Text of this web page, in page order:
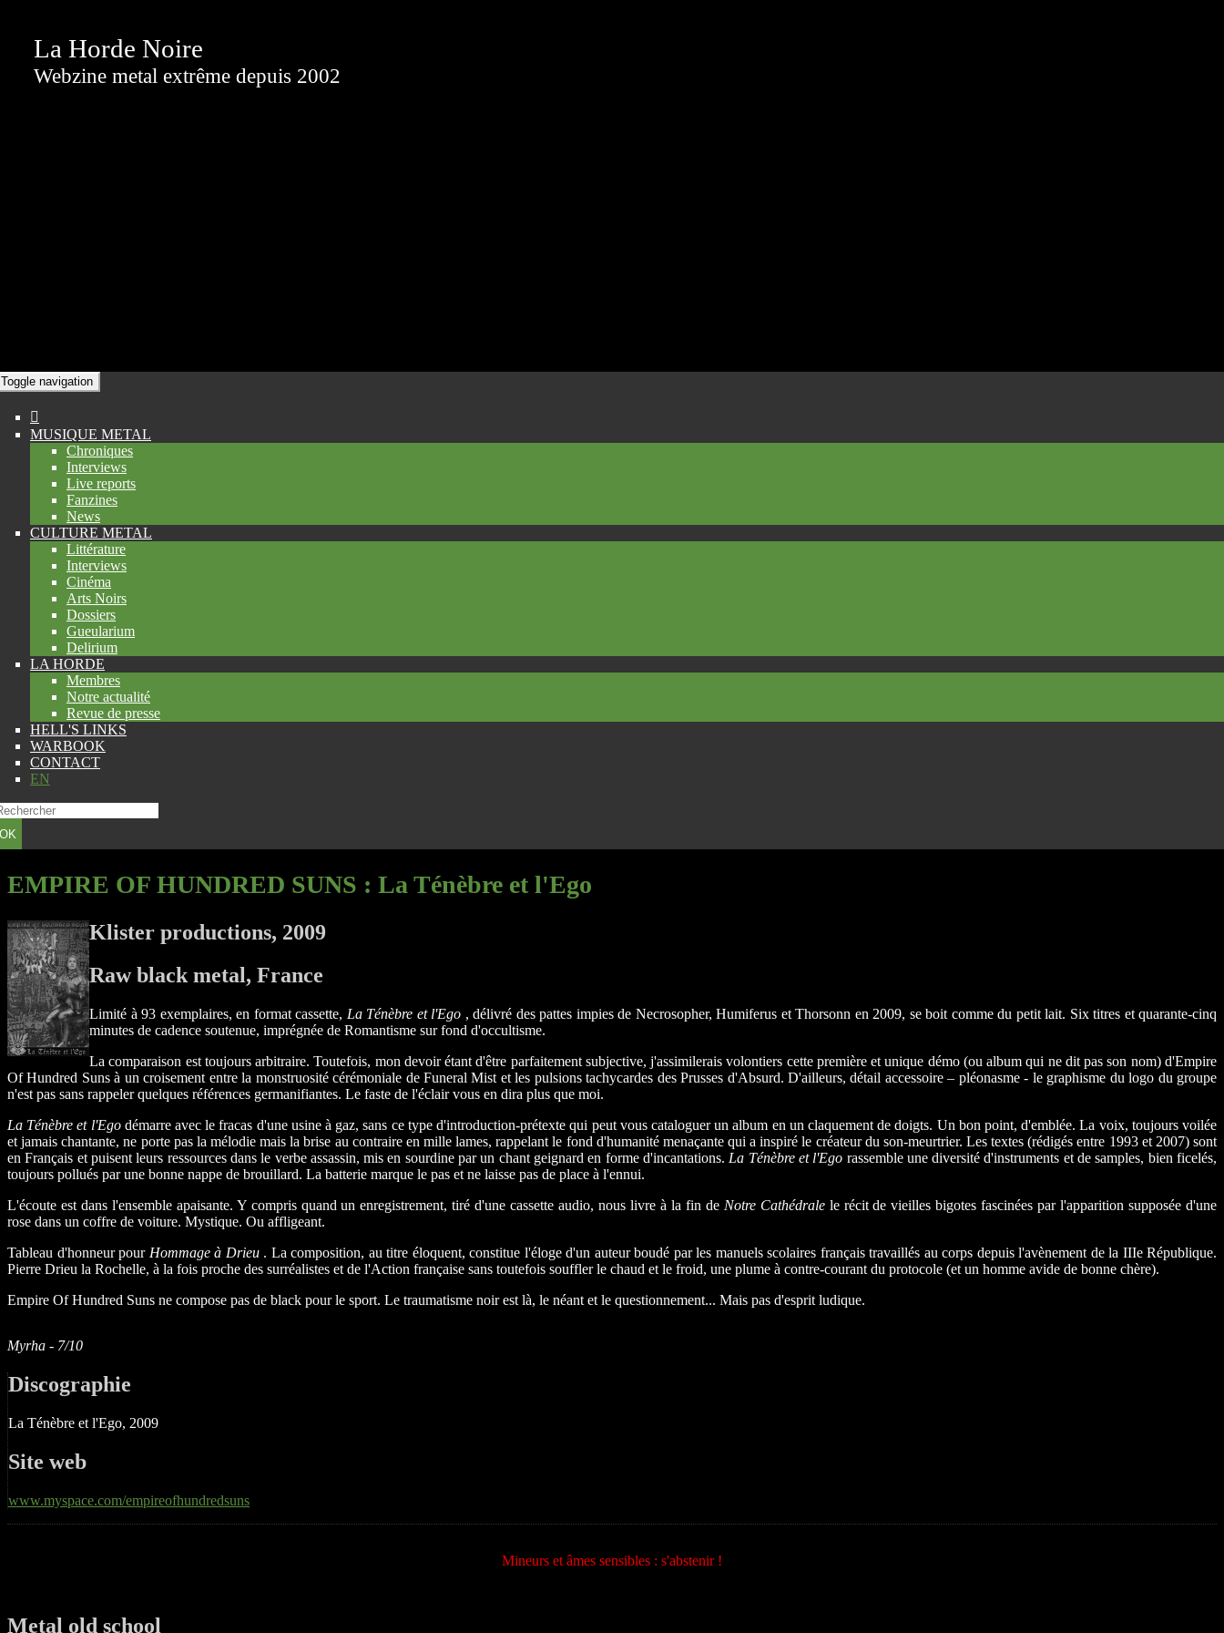
La Horde Noire
Webzine metal extrême depuis 2002
Toggle navigation
MUSIQUE METAL
Chroniques
Interviews
Live reports
Fanzines
News
CULTURE METAL
Littérature
Interviews
Cinéma
Arts Noirs
Dossiers
Gueularium
Delirium
LA HORDE
Membres
Notre actualité
Revue de presse
HELL'S LINKS
WARBOOK
CONTACT
EN
OK
EMPIRE OF HUNDRED SUNS : La Ténèbre et l'Ego
Klister productions, 2009
Raw black metal, France
Limité à 93 exemplaires, en format cassette, La Ténèbre et l'Ego , délivré des pattes impies de Necrosopher, Humiferus et Thorsonn en 2009, se boit comme du petit lait. Six titres et quarante-cinq
minutes de cadence soutenue, imprégnée de Romantisme sur fond d'occultisme.
La comparaison est toujours arbitraire. Toutefois, mon devoir étant d'être parfaitement subjective, j'assimilerais volontiers cette première et unique démo (ou album qui ne dit pas son nom) d'Empire
Of Hundred Suns à un croisement entre la monstruosité cérémoniale de Funeral Mist et les pulsions tachycardes des Prusses d'Absurd. D'ailleurs, détail accessoire – pléonasme - le graphisme du logo du groupe
n'est pas sans rappeler quelques références germanifiantes. Le faste de l'éclair vous en dira plus que moi.
La Ténèbre et l'Egodémarre avec le fracas d'une usine à gaz, sans ce type d'introduction-prétexte qui peut vous cataloguer un album en un claquement de doigts. Un bon point, d'emblée. La voix, toujours voilée
et jamais chantante, ne porte pas la mélodie mais la brise au contraire en mille lames, rappelant le fond d'humanité menaçante qui a inspiré le créateur du son-meurtrier. Les textes (rédigés entre 1993 et 2007) sont
en Français et puisent leurs ressources dans le verbe assassin, mis en sourdine par un chant geignard en forme d'incantations. La Ténèbre et l'Ego rassemble une diversité d'instruments et de samples, bien ficelés,
toujours pollués par une bonne nappe de brouillard. La batterie marque le pas et ne laisse pas de place à l'ennui.
L'écoute est dans l'ensemble apaisante. Y compris quand un enregistrement, tiré d'une cassette audio, nous livre à la fin de Notre Cathédralele récit de vieilles bigotes fascinées par l'apparition supposée d'une
rose dans un coffre de voiture. Mystique. Ou affligeant.
Tableau d'honneur pour Hommage à Drieu. La composition, au titre éloquent, constitue l'éloge d'un auteur boudé par les manuels scolaires français travaillés au corps depuis l'avènement de la IIIe République.
Pierre Drieu la Rochelle, à la fois proche des surréalistes et de l'Action française sans toutefois souffler le chaud et le froid, une plume à contre-courant du protocole (et un homme avide de bonne chère).
Empire Of Hundred Suns ne compose pas de black pour le sport. Le traumatisme noir est là, le néant et le questionnement... Mais pas d'esprit ludique.
Myrha - 7/10
Discographie
La Ténèbre et l'Ego, 2009
Site web
www.myspace.com/empireofhundredsuns
Mineurs et âmes sensibles : s'abstenir !
Metal old school